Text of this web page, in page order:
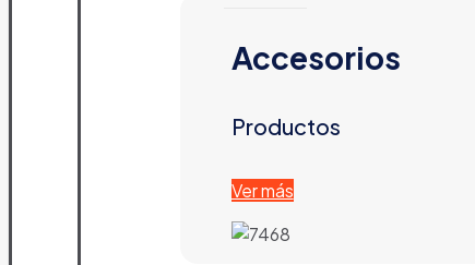
Accesorios
Productos
Ver más